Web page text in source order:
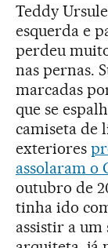
Teddy
esquerda e
perdeu
nas pernas.
marcadas
que se
camiseta de
exteriores
assolaram o
outubro de
tinha ido
assistir a um